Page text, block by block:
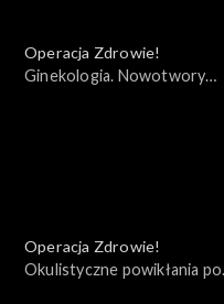
Operacja Zdrowie!
Ginekologia. Nowotwory
Operacja Zdrowie!
Okulistyczne powikłania po